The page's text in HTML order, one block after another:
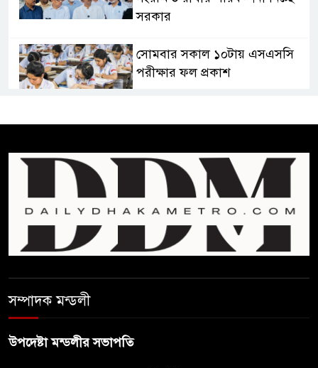
সরকার
সোমবার সকাল ১০টায় এসএসসি
পরীক্ষার ফল প্রকাশ
প্রধানমন্ত্রী
ফিফা সভাপতির বিরুদ্ধে এবার
‘নারী সংক্রান্ত অভিযোগ
ছেলেকে নিয়ে রোনালদোর যে বড়
সম্পাদক মন্ডলী
উপদেষ্টা মন্ডলীর সভাপতি